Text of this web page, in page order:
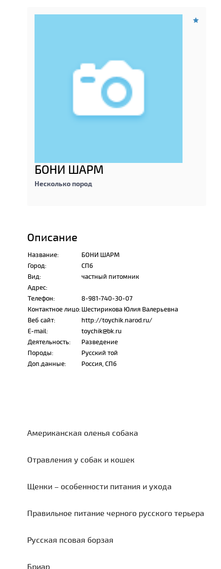
БОНИ ШАРМ
Несколько пород
Описание
Название:
БОНИ ШАРМ
Город:
СПб
Вид:
частный питомник
Адрес:
Телефон:
8-981-740-30-07
Контактное лицо:Шестирикова Юлия Валерьевна
Веб сайт:
http://toychik.narod.ru/
E-mail:
toychik@bk.ru
Деятельность:
Разведение
Породы:
Русский той
Доп.данные:
Россия, СПб
Американская оленья собака
Отравления у собак и кошек
Щенки – особенности питания и ухода
Правильное питание черного русского терьера
Русская псовая борзая
Бриар